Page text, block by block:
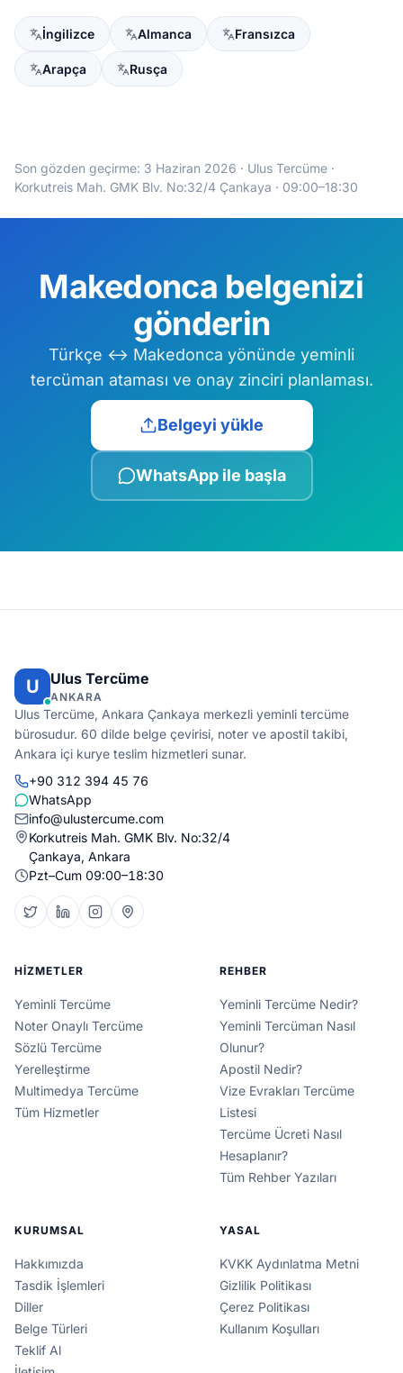
İngilizce Almanca Fransızca
Arapça Rusça
Son gözden geçirme: 3 Haziran 2026 · Ulus Tercüme ·
Korkutreis Mah. GMK Blv. No:32/4 Çankaya · 09:00–18:30
Makedonca belgenizi
gönderin
Türkçe ↔ Makedonca yönünde yeminli
tercüman ataması ve onay zinciri planlaması.
Belgeyi yükle
WhatsApp ile başla
U Ulus Tercüme
ANKARA
Ulus Tercüme, Ankara Çankaya merkezli yeminli tercüme
bürosudur. 60 dilde belge çevirisi, noter ve apostil takibi,
Ankara içi kurye teslim hizmetleri sunar.
+90 312 394 45 76
WhatsApp
info@ulustercume.com
Korkutreis Mah. GMK Blv. No:32/4
Çankaya, Ankara
Pzt–Cum 09:00–18:30
HIZMETLER
Yeminli Tercüme
Noter Onaylı Tercüme
Sözlü Tercüme
Yerelleştirme
Multimedya Tercüme
Tüm Hizmetler
REHBER
Yeminli Tercüme Nedir?
Yeminli Tercüman Nasıl
Olunur?
Apostil Nedir?
Vize Evrakları Tercüme
Listesi
Tercüme Ücreti Nasıl
Hesaplanır?
Tüm Rehber Yazıları
KURUMSAL
Hakkımızda
Tasdik İşlemleri
Diller
Belge Türleri
Teklif Al
YASAL
KVKK Aydınlatma Metni
Gizlilik Politikası
Çerez Politikası
Kullanım Koşulları